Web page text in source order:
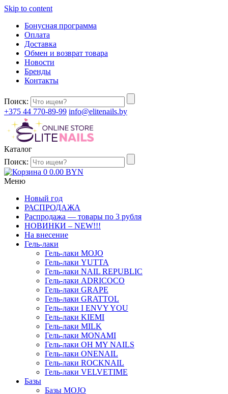
Skip to content
Бонусная программа
Оплата
Доставка
Обмен и возврат товара
Новости
Бренды
Контакты
Поиск:
+375 44 770-89-99 info@elitenails.by
Каталог
Поиск:
0 0.00 BYN
Меню
Новый год
РАСПРОДАЖА
Распродажа — товары по 3 рубля
НОВИНКИ – NEW!!!
На внесение
Гель-лаки
Гель-лаки MOJO
Гель-лаки YUTTA
Гель-лаки NAIL REPUBLIC
Гель-лаки ADRICOCO
Гель-лаки GRAPE
Гель-лаки GRATTOL
Гель-лаки I ENVY YOU
Гель-лаки KIEMI
Гель-лаки MILK
Гель-лаки MONAMI
Гель-лаки OH MY NAILS
Гель-лаки ONENAIL
Гель-лаки ROCKNAIL
Гель-лаки VELVETIME
Базы
Базы MOJO